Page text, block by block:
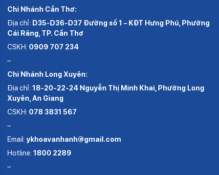
Chi Nhánh Cần Thơ:
Địa chỉ: D35-D36-D37 Đường số 1 – KĐT Hưng Phú, Phường
Cái Răng, TP. Cần Thơ
CSKH: 0909 707 234
–
Chi Nhánh Long Xuyên:
Địa chỉ: 18-20-22-24 Nguyễn Thị Minh Khai, Phường Long
Xuyên, An Giang
CSKH: 078 3831 567
–
Email: ykhoavanhanh@gmail.com
Hotline: 1800 2289
–